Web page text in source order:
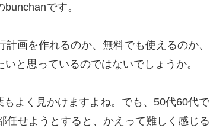
です。
画を作れるのか、無料でも使えるのか、
と思っているのではないでしょうか。
よく見かけますよね。でも、50代60代で
せようとすると、かえって難しく感じる